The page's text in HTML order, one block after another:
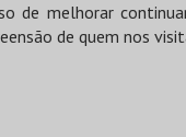
de melhorar
de quem nos